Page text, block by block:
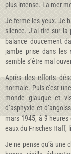
plus intense. La mer
Je ferme les yeux. Je
silence. J’ai tiré sur
balance doucement
jambe prise dans les
semble s’être mal
Après des efforts
normale. Puis c’est
monde glauque et
d’asphyxie et
mars 1945, à 9
eaux du Frisches Haff,
Je ne pense qu’à une